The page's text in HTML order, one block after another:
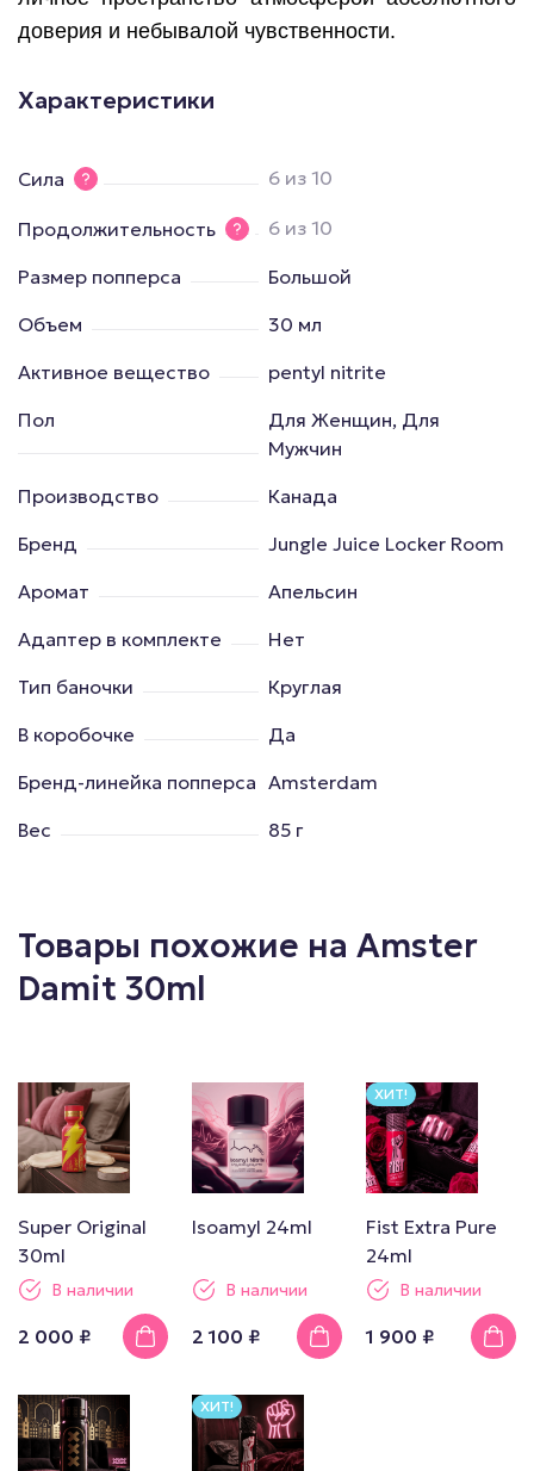
доверия и небывалой чувственности.
Характеристики
Сила 6 из 10
Продолжительность 6 из 10
Размер попперса
Большой
Объем
30 мл
Активное вещество
pentyl nitrite
Пол
Для Женщин, Для
Мужчин
Производство
Канада
Бренд
Jungle Juice Locker Room
Аромат
Апельсин
Адаптер в комплекте
Нет
Тип баночки
Круглая
В коробочке
Да
Бренд-линейка попперса Amsterdam
Вес
85 г
Товары похожие на Amster
Damit 30ml
Super Original
30ml
В наличии
2 000 ₽
Isoamyl 24ml
В наличии
2 100 ₽
ХИТ!
Fist Extra Pure
24ml
В наличии
1 900 ₽
ХИТ!